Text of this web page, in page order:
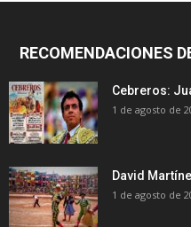
RECOMENDACIONES
Cebreros:
1 de agosto de
David
1 de agosto de